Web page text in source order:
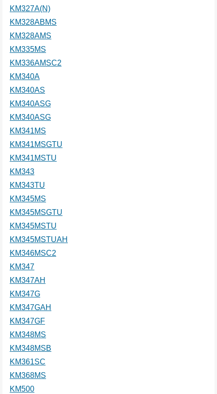
KM327A(N)
KM328ABMS
KM328AMS
KM335MS
KM336AMSC2
KM340A
KM340AS
KM340ASG
KM340ASG
KM341MS
KM341MSGTU
KM341MSTU
KM343
KM343TU
KM345MS
KM345MSGTU
KM345MSTU
KM345MSTUAH
KM346MSC2
KM347
KM347AH
KM347G
KM347GAH
KM347GF
KM348MS
KM348MSB
KM361SC
KM368MS
KM500